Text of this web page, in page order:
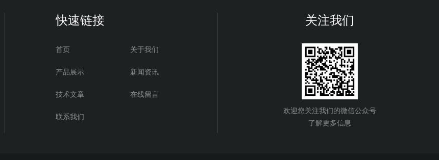
快速链接
首页 关于我们
产品展示 新闻资讯
技术文章 在线留言
联系我们
关注我们
欢迎您关注我们的微信公众号
了解更多信息